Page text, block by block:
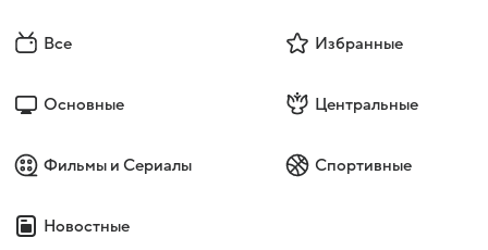
Все Избранные
Основные Центральные
Фильмы и Сериалы Спортивные
Новостные